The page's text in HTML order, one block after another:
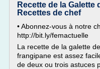
Recette de la Galette
Recettes de chef
• Abonnez-vous à notre
http://bit.ly/femactuelle
La recette de la galette
frangipane est assez
de deux ou trois astuces